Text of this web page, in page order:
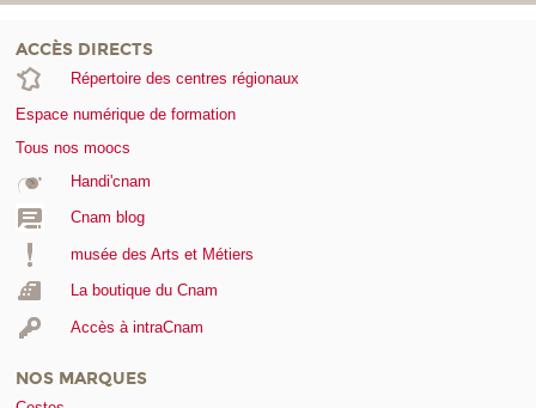
ACCÈS DIRECTS
Répertoire des centres régionaux
Espace numérique de formation
Tous nos moocs
Handi'cnam
Cnam blog
musée des Arts et Métiers
La boutique du Cnam
Accès à intraCnam
NOS MARQUES